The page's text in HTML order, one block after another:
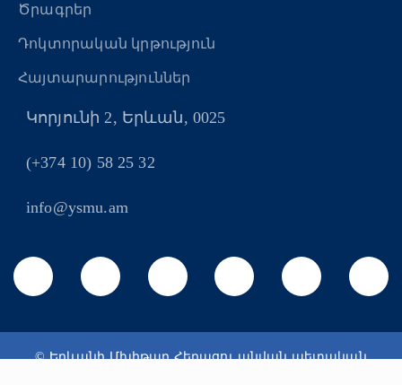
Ծրագրեր
Դոկտորական կրթություն
Հայտարարություններ
Կորյունի 2, Երևան, 0025
(+374 10) 58 25 32
info@ysmu.am
© Երևանի Մխիթար Հերացու անվան պետական